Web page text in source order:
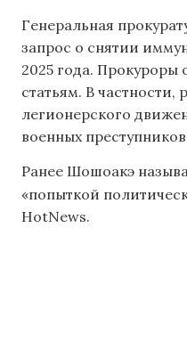
Генеральная
запрос о снятии
2025 года. Прокуроры
статьям. В частности,
легионерского
военных
Ранее Шошоакэ
«попыткой
HotNews.